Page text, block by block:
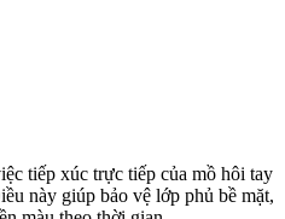
tiếp xúc trực tiếp của mồ hôi tay
này giúp bảo vệ lớp phủ bề mặt,